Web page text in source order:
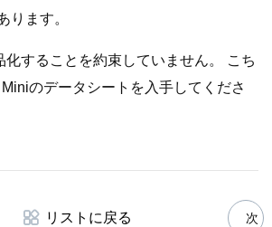
ります。
化することを約束していません。 こち
のデータシートを入手してくださ
リストに戻る 次